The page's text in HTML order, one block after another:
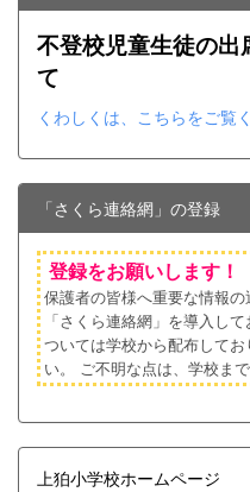
不登校児童生徒の
て
くわしくは、こちらをご覧
「さくら連絡網」の登録
登録をお願いします！
保護者の皆様へ重要な情報
「さくら連絡網」を導入し
ついては学校から配布して
い。
ご不明な点は、学校ま
上狛小学校ホームページ